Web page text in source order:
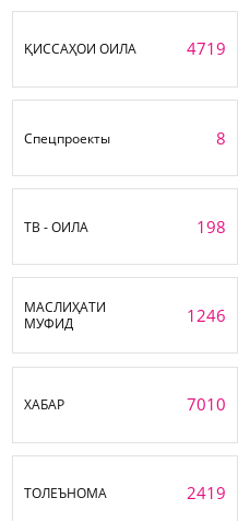
ҚИССАҲОИ ОИЛА 4719
Спецпроекты 8
ТВ - ОИЛА 198
МАСЛИҲАТИ
МУФИД
1246
ХАБАР 7010
ТОЛЕЪНОМА 2419